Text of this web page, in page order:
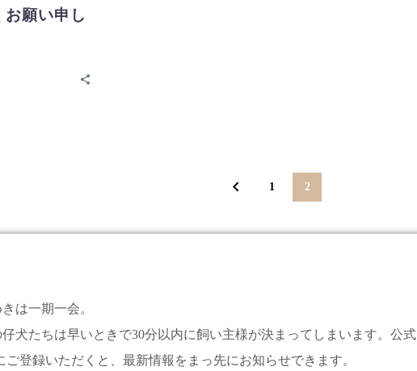
願い申し
1 2
は一期一会。
仔犬たちは早いときで30分以内に飼い主様が決まってしまいます。公式
ご登録いただくと、最新情報をまっ先にお知らせできます。